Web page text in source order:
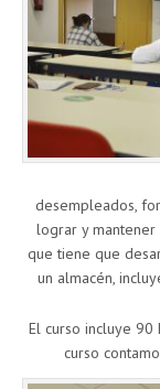
desempleados,
lograr y mantener
que tiene que
un almacén,
El curso incluye 90
curso